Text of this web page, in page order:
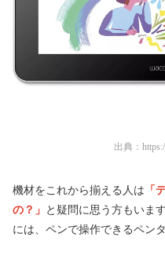
出典：
機材をこれから揃える人は 「
の？」 と疑問に思う方もいま
には、ペンで操作できるペン